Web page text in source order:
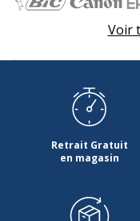
Voir
Retrait Gratuit
en magasin